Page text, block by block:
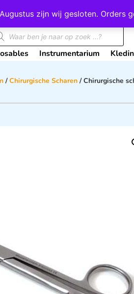
zijn wij gesloten.
Google
Instrumentarium
/Chirurgische Scharen / Chirurgische